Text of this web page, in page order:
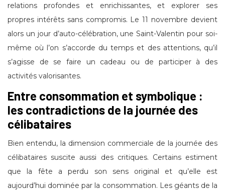
relations profondes et enrichissantes, et explorer ses
propres intérêts sans compromis. Le 11 novembre devient
alors un jour d’auto-célébration, une Saint-Valentin pour soi-
même où l’on s’accorde du temps et des attentions, qu’il
s’agisse de se faire un cadeau ou de participer à des
activités valorisantes.
Entre consommation et symbolique :
les contradictions de la journée des
célibataires
Bien entendu, la dimension commerciale de la journée des
célibataires suscite aussi des critiques. Certains estiment
que la fête a perdu son sens original et qu’elle est
aujourd’hui dominée par la consommation. Les géants de la